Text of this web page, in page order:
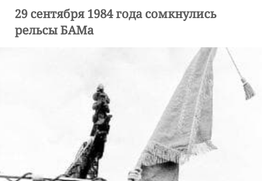
29 сентября 1984 года сомкнулись
рельсы БАМа